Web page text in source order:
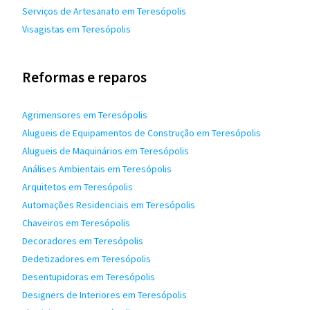
Serviços de Artesanato em Teresópolis
Visagistas em Teresópolis
Reformas e reparos
Agrimensores em Teresópolis
Alugueis de Equipamentos de Construção em Teresópolis
Alugueis de Maquinários em Teresópolis
Análises Ambientais em Teresópolis
Arquitetos em Teresópolis
Automações Residenciais em Teresópolis
Chaveiros em Teresópolis
Decoradores em Teresópolis
Dedetizadores em Teresópolis
Desentupidoras em Teresópolis
Designers de Interiores em Teresópolis